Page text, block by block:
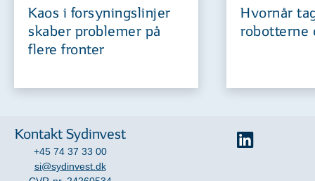
Kaos i forsyningslinjer
skaber problemer på
flere fronter
Hvornår
robotterne
Kontakt Sydinvest
+45 74 37 33 00
si@sydinvest.dk